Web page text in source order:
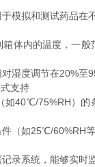
拟和测试药品在不
内的温度，一般
度调节在20%至
支持
75%RH）的
如25℃/60%RH等
系统，能够实时监